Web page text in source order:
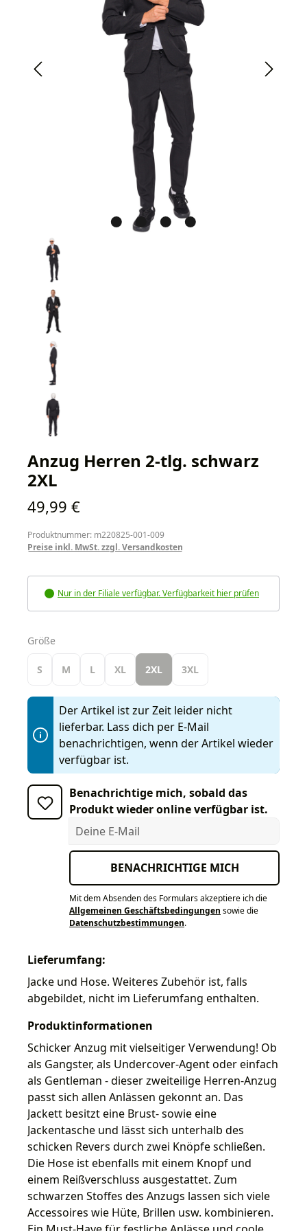
Anzug Herren 2-tlg. schwarz
2XL
Regulärer Preis:
49,99 €
Produktnummer: m220825-001-009
Preise inkl. MwSt. zzgl. Versandkosten
Nur in der Filiale verfügbar. Verfügbarkeit hier prüfen
Größe
S M L XL 2XL 3XL
Der Artikel ist zur Zeit leider nicht
lieferbar. Lass dich per E-Mail
benachrichtigen, wenn der Artikel wieder
verfügbar ist.
Benachrichtige mich, sobald das
Produkt wieder online verfügbar ist.
Deine E-Mail
BENACHRICHTIGE MICH
Mit dem Absenden des Formulars akzeptiere ich die
Allgemeinen Geschäftsbedingungen sowie die
Datenschutzbestimmungen.
Lieferumfang:
Jacke und Hose. Weiteres Zubehör ist, falls
abgebildet, nicht im Lieferumfang enthalten.
Produktinformationen
Schicker Anzug mit vielseitiger Verwendung! Ob
als Gangster, als Undercover-Agent oder einfach
als Gentleman - dieser zweiteilige Herren-Anzug
passt sich allen Anlässen gekonnt an. Das
Jackett besitzt eine Brust- sowie eine
Jackentasche und lässt sich unterhalb des
schicken Revers durch zwei Knöpfe schließen.
Die Hose ist ebenfalls mit einem Knopf und
einem Reißverschluss ausgestattet. Zum
schwarzen Stoffes des Anzugs lassen sich viele
Accessoires wie Hüte, Brillen usw. kombinieren.